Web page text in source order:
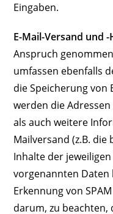
Eingaben.
E-Mail-Versand und
Anspruch
umfassen ebenfalls
die Speicherung von
werden die
als auch weitere
Mailversand (z.B.
Inhalte der
vorgenannten Daten
Erkennung von
darum, zu beachten,